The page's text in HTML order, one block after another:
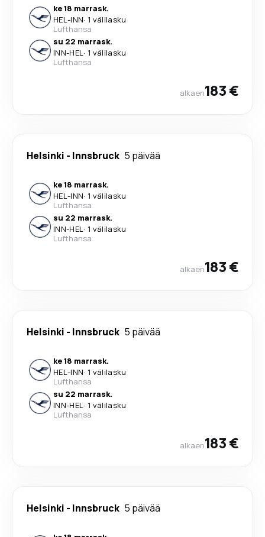
ke 18 marrask.
HEL-INN· 1 välilasku
Lufthansa
su 22 marrask.
INN-HEL· 1 välilasku
Lufthansa
alkaen183 €
Helsinki - Innsbruck 5 päivää
ke 18 marrask.
HEL-INN· 1 välilasku
Lufthansa
su 22 marrask.
INN-HEL· 1 välilasku
Lufthansa
alkaen183 €
Helsinki - Innsbruck 5 päivää
ke 18 marrask.
HEL-INN· 1 välilasku
Lufthansa
su 22 marrask.
INN-HEL· 1 välilasku
Lufthansa
alkaen183 €
Helsinki - Innsbruck 5 päivää